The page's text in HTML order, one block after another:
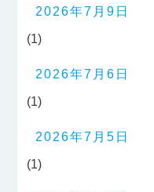
2026年7月9日
(1)
2026年7月6日
(1)
2026年7月5日
(1)